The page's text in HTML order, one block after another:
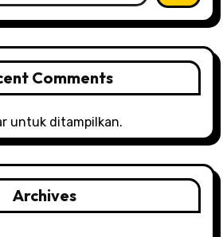
Comments
untuk ditampilkan.
Archives